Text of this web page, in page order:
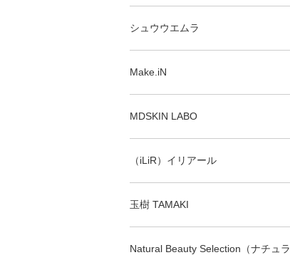
シュウウエムラ
Make.iN
MDSKIN LABO
（iLiR）イリアール
玉樹 TAMAKI
Natural Beauty Selection（ナチュラ